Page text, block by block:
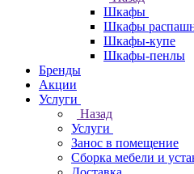
Шкафы
Шкафы
Шкафы-купе
Шкафы-пенлы
Бренды
Акции
Услуги
Назад
Услуги
Занос в помещение
Сборка мебели и